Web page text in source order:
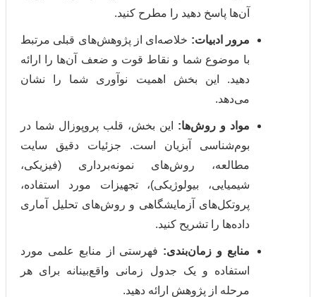
آن‌ها پاسخ دهید را مطرح کنید.
مرور ادبیات: خلاصه‌ای از پژوهش‌های قبلی مرتبط
با موضوع شما و نقاط قوت و ضعف آن‌ها را ارائه
دهید. این بخش اهمیت نوآوری شما را نشان
مواد و روش‌ها:این بخش، قلب پروپوزال شما در
بوم‌شناسی آبزیان است. جزئیات دقیق سایت
مطالعه، روش‌های نمونه‌برداری (فیزیکی،
شیمیایی، بیولوژیکی)، تجهیزات مورد استفاده،
پروتکل‌های آزمایشگاهی و روش‌های تحلیل آماری
داده‌ها را تشریح کنید.
منابع و زمان‌بندی:فهرستی از منابع علمی مورد
استفاده و یک جدول زمانی واقع‌بینانه برای هر
مرحله از پژوهش ارائه دهید.